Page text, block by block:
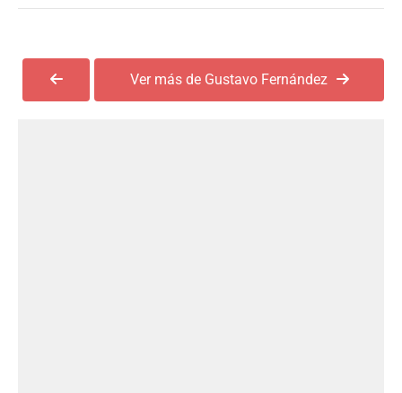
Ver más de Gustavo Fernández